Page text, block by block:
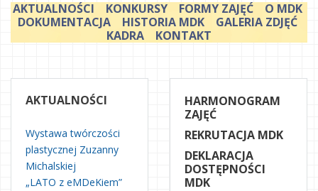
AKTUALNOŚCI KONKURSY FORMY ZAJĘĆ
O MDK
DOKUMENTACJA
HISTORIA MDK
GALERIA ZDJĘĆ
KADRA
KONTAKT
AKTUALNOŚCI
Wystawa twórczości
plastycznej Zuzanny
Michalskiej
„LATO z eMDeKiem”
HARMONOGRAM
ZAJĘĆ
REKRUTACJA MDK
DEKLARACJA
DOSTĘPNOŚCI
MDK